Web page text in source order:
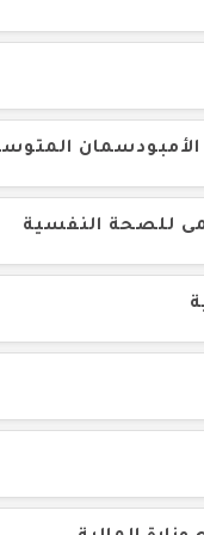
الأمبودسمان
للصحة النفسية